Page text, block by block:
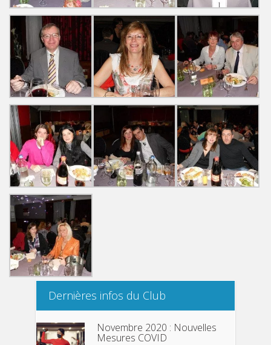
Dernières infos du Club
Novembre 2020 : Nouvelles
Mesures COVID